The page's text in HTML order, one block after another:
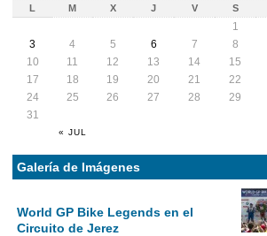
L
M X J V S
« JUL
1
3
4 5 6 7 8
10
11 12 13 14 15
17
18 19 20 21 22
24
25 26 27 28 29
31
Galería de Imágenes
World GP Bike Legends en el
Circuito de Jerez